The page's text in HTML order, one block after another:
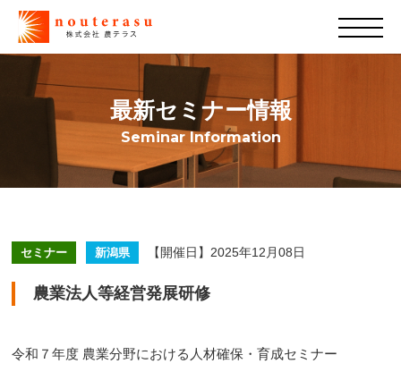
最新セミナー情報
Seminar Information
セミナー 新潟県 【開催日】2025年12月08日
農業法人等経営発展研修
令和７年度 農業分野における人材確保・育成セミナー